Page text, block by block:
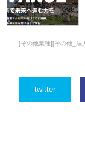
[その他業種][その他_法
twitter